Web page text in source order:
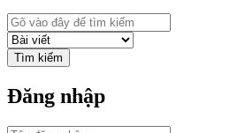
Tìm kiếm
Đăng nhập